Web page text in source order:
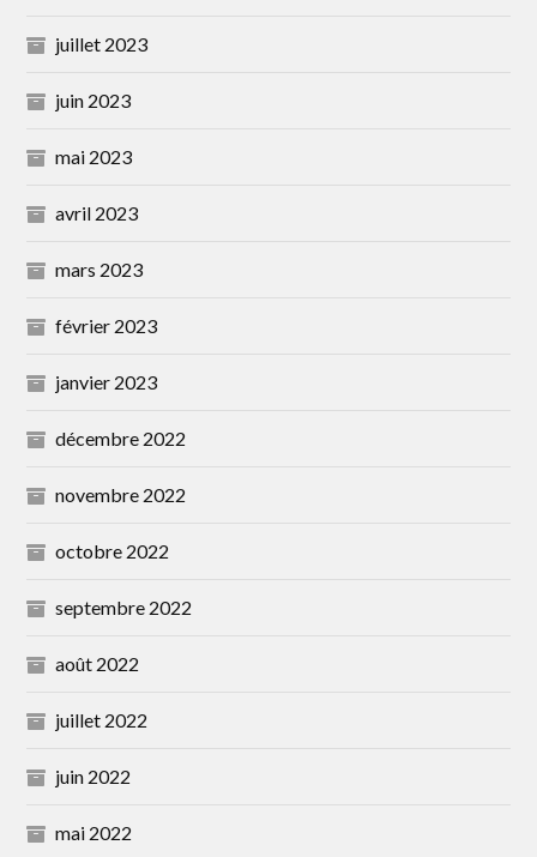
juillet 2023
juin 2023
mai 2023
avril 2023
mars 2023
février 2023
janvier 2023
décembre 2022
novembre 2022
octobre 2022
septembre 2022
août 2022
juillet 2022
juin 2022
mai 2022